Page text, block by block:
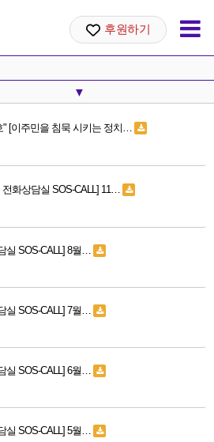
후원하기
▼
" [이주민을 침묵 시키는 정치…
화상담실 SOS-CALL] 11…
실 SOS-CALL] 8월…
실 SOS-CALL] 7월…
실 SOS-CALL] 6월…
실 SOS-CALL] 5월…